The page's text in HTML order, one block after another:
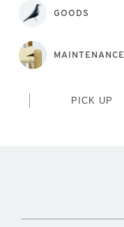
GOODS
MAINTENANCE
PICK UP